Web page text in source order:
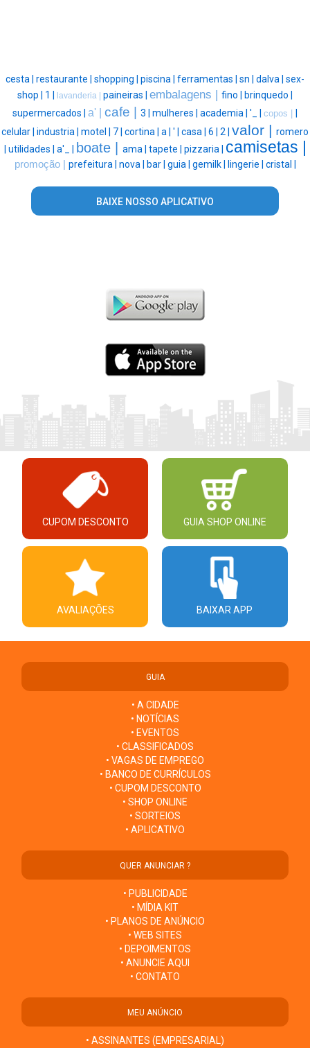
cesta | restaurante | shopping | piscina | ferramentas | sn | dalva | sex-
shop | 1 | lavanderia | paineiras | embalagens | fino |
brinquedo |
supermercados | a' | cafe | 3 | mulheres | academia | '_ | copos |
celular | industria | motel | 7 | cortina | a | ' | casa | 6 | 2 | valor | romero
utilidades | a'_ | boate | ama | tapete | pizzaria | camisetas |
promoção | prefeitura | nova | bar | guia | gemilk | lingerie | cristal |
BAIXE NOSSO APLICATIVO
CUPOM DESCONTO GUIA SHOP ONLINE
AVALIAÇÕES BAIXAR APP
GUIA
• A CIDADE
• NOTÍCIAS
• EVENTOS
• CLASSIFICADOS
• VAGAS DE EMPREGO
• BANCO DE CURRÍCULOS
• CUPOM DESCONTO
• SHOP ONLINE
• SORTEIOS
• APLICATIVO
QUER ANUNCIAR ?
• PUBLICIDADE
• MÍDIA KIT
• PLANOS DE ANÚNCIO
• WEB SITES
• DEPOIMENTOS
• ANUNCIE AQUI
• CONTATO
MEU ANÚNCIO
• ASSINANTES (EMPRESARIAL)